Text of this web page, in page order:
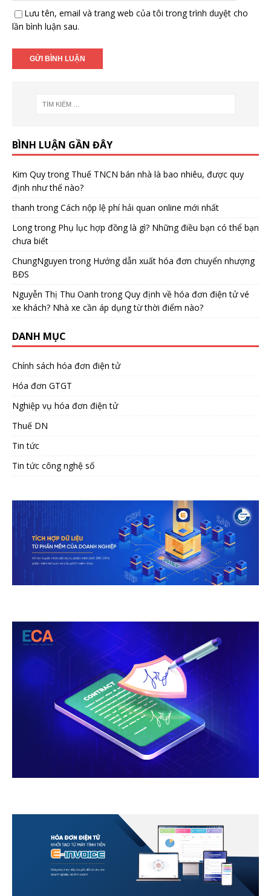
Lưu tên, email và trang web của tôi trong trình duyệt cho
lần bình luận sau.
BÌNH LUẬN GẦN ĐÂY
Kim Quytrong Thuế TNCN bán nhà là bao nhiêu, được quy
định như thế nào?
thanh trongCách nộp lệ phí hải quan online mới nhất
Longtrong Phụ lục hợp đồng là gì? Những điều bạn có thể bạn
chưa biết
ChungNguyen trong Hướng dẫn xuất hóa đơn chuyển nhượng
BĐS
Nguyễn Thị Thu Oanh trongQuy định về hóa đơn điện tử vé
xe khách? Nhà xe cần áp dụng từ thời điểm nào?
DANH MỤC
Chính sách hóa đơn điện tử
Hóa đơn GTGT
Nghiệp vụ hóa đơn điện tử
Thuế DN
Tin tức
Tin tức công nghệ số